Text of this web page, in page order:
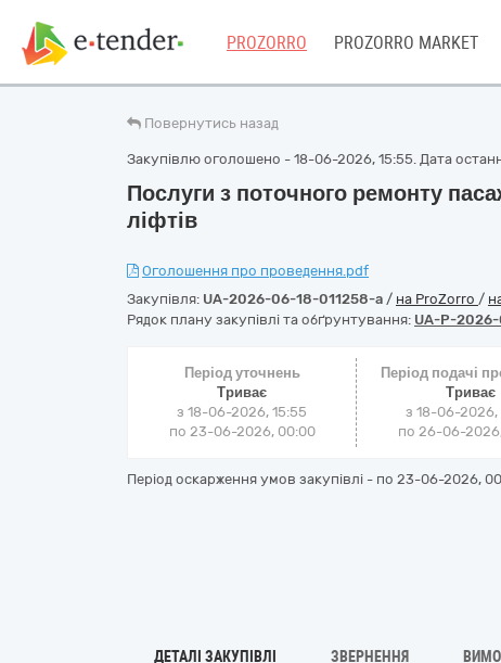
PROZORRO PROZORRO MARKET
Повернутись назад
Закупівлю оголошено - 18-06-2026, 15:55. Дата
Послуги з поточного ремонту
ліфтів
Оголошення про проведення.pdf
Закупівля: UA-2026-06-18-011258-a / на ProZorro /
Рядок плану закупівлі та обґрунтування: UA-P-
Період уточнень
Триває
з 18-06-2026, 15:55
по 23-06-2026, 00:00
Період подачі
Триває
з 18-06-2026,
по 26-06-
Період оскарження умов закупівлі - по 23-06-2026,
ДЕТАЛІ ЗАКУПІВЛІ ЗВЕРНЕННЯ